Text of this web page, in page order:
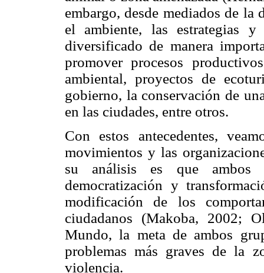
embargo, desde mediados de la
el ambiente, las estrategias
diversificado de manera
promover procesos
ambiental, proyectos de
gobierno, la conservación de
en las ciudades, entre otros.
Con estos antecedentes,
movimientos y las
su análisis es que ambos
democratización y
modificación de los
ciudadanos (Makoba, 2002;
Mundo, la meta de ambos
problemas más graves de la
violencia.